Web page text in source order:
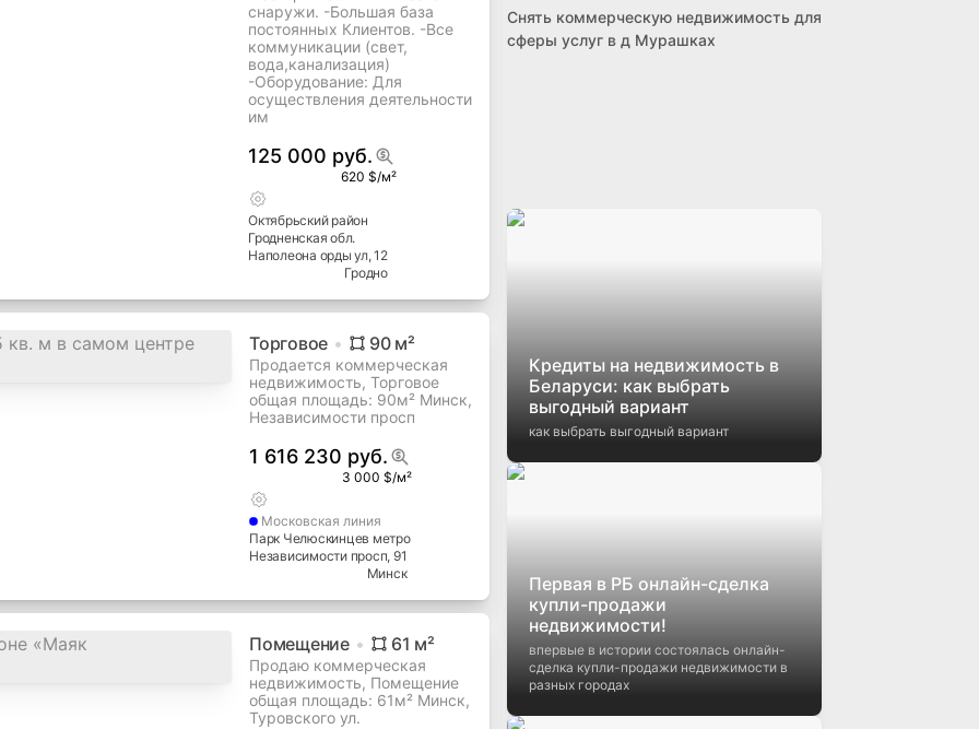
снаружи. -Большая база
постоянных Клиентов. -Все
коммуникации (свет,
вода,канализация)
-Оборудование: Для
осуществления деятельности
им
125 000 руб.
620 $/м²
Октябрьскийрайон
Гродненская обл.
Наполеона орды ул, 12
Гродно
Торговое 90м²
Продается коммерческая
недвижимость, Торговое
общая площадь: 90м² Минск,
Независимости просп
1 616 230 руб.
3 000 $/м²
Московская линия
Парк Челюскинцев метро
Независимости просп, 91
Минск
Помещение 61 м²
Продаю коммерческая
недвижимость, Помещение
общая площадь: 61м² Минск,
Туровского ул.
Снять коммерческую недвижимость для
сферы услуг в д Мурашках
Кредиты на недвижимость в
Беларуси: как выбрать
выгодный вариант
как выбрать выгодный вариант
Первая в РБ онлайн-сделка
купли-продажи
недвижимости!
впервые в истории состоялась онлайн-
сделка купли-продажи недвижимости в
разных городах